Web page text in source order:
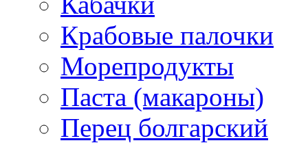
Крабовые палочки
Морепродукты
Паста (макароны)
Перец болгарский